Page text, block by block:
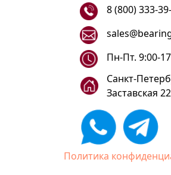
8 (800) 333-
Санкт-
Заставская
Пн-Пт. 9:00-
Политика